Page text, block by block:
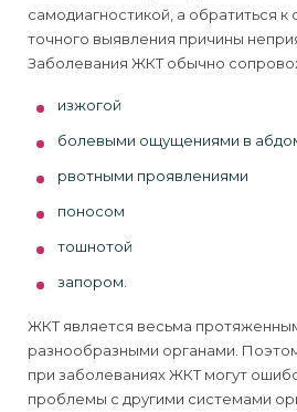
самодиагностикой, а обратиться к
точного выявления причины
Заболевания ЖКТ обычно
изжогой
болевыми ощущениями в
рвотными проявлениями
поносом
тошнотой
запором.
ЖКТ является весьма
разнообразными органами.
при заболеваниях ЖКТ могут
проблемы с другими системами